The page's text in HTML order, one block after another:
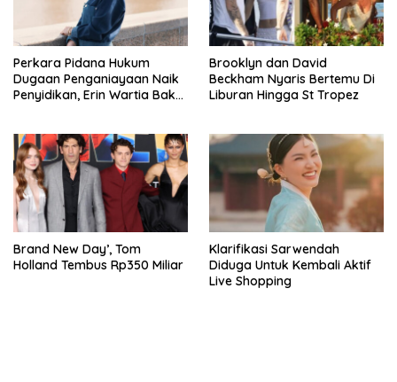
Perkara Pidana Hukum
Dugaan Penganiayaan Naik
Penyidikan, Erin Wartia Bakal
Brooklyn dan David
Beckham Nyaris Bertemu Di
Liburan Hingga St Tropez
Brand New Day’, Tom
Holland Tembus Rp350 Miliar
Klarifikasi Sarwendah
Diduga Untuk Kembali Aktif
Live Shopping